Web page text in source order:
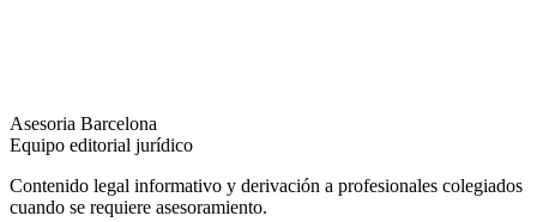
Asesoria Barcelona
Equipo editorial jurídico
Contenido legal informativo y derivación a profesionales colegiados
cuando se requiere asesoramiento.